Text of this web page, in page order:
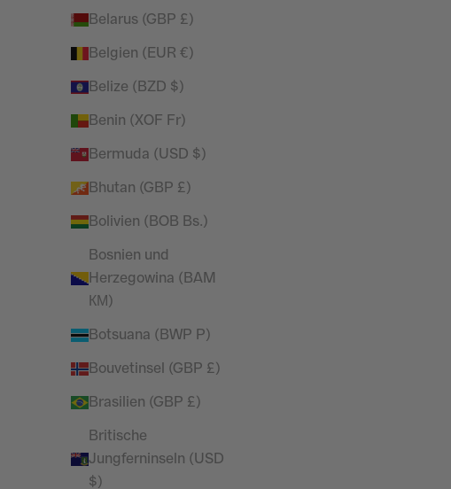
Belarus (GBP £)
Belgien (EUR €)
Belize (BZD $)
Benin (XOF Fr)
Bermuda (USD $)
Bhutan (GBP £)
Bolivien (BOB Bs.)
Bosnien und
Herzegowina (BAM
КМ)
Botsuana (BWP P)
Bouvetinsel (GBP £)
Brasilien (GBP £)
Britische
Jungferninseln (USD
$)
Vanquish – Essential – Jogginghose in
konischer Passform in Stein
SPARE 32%